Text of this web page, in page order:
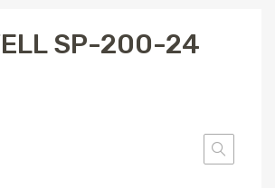
SP-200-24